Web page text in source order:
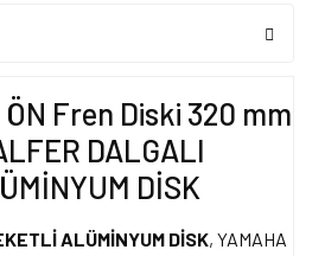
Fren Diski 320 mm
DALGALI
DİSK
ALÜMİNYUM DİSK, YAMAHA